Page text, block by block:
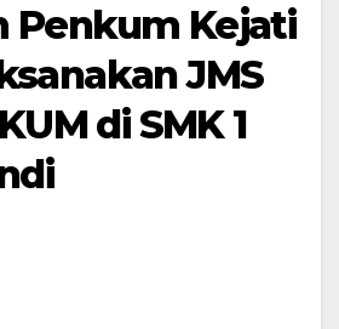
Penkum Kejati
JMS
di SMK 1